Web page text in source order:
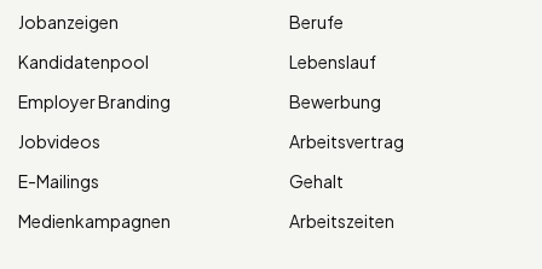
Jobanzeigen
Kandidatenpool
Employer Branding
Jobvideos
E-Mailings
Medienkampagnen
Berufe
Lebenslauf
Bewerbung
Arbeitsvertrag
Gehalt
Arbeitszeiten